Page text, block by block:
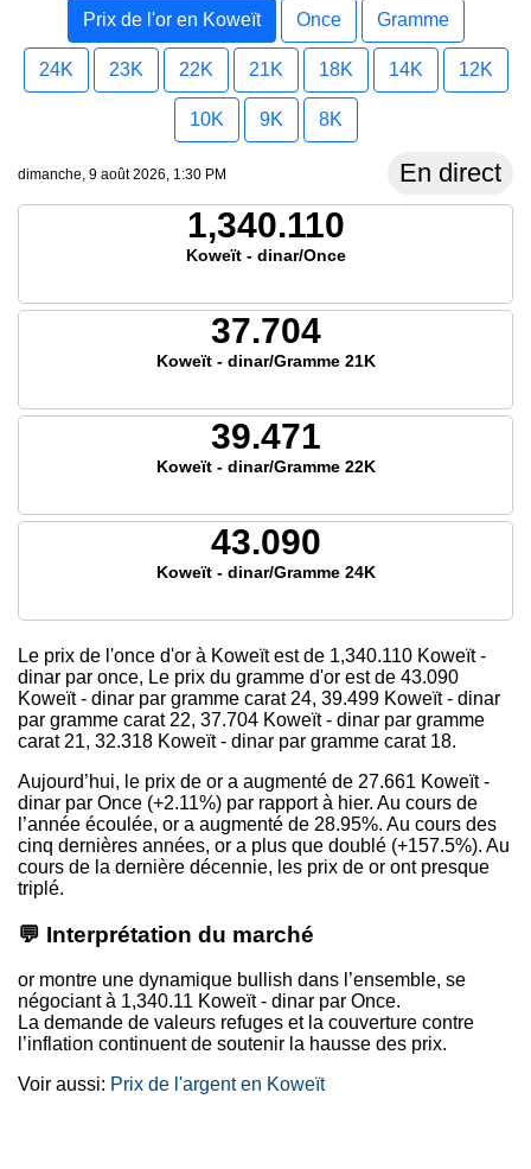
Prix de l'or en Koweït Once Gramme
24K 23K 22K 21K 18K 14K 12K
10K 9K 8K
dimanche, 9 août 2026, 1:30 PM En direct
1,340.110
Koweït - dinar/Once
37.704
Koweït - dinar/Gramme 21K
39.471
Koweït - dinar/Gramme 22K
43.090
Koweït - dinar/Gramme 24K
Le prix de l'once d'or à Koweït estde 1,340.110 Koweït -
dinar par once, Le prix du gramme d'or estde 43.090
Koweït - dinar par gramme carat 24, 39.499 Koweït - dinar
par gramme carat 22, 37.704 Koweït - dinar par gramme
carat 21, 32.318 Koweït - dinar par gramme carat 18.
Aujourd’hui, le prix de or a augmenté de 27.661 Koweït -
dinar par Once (+2.11%) par rapport à hier. Au cours de
l’année écoulée, or a augmenté de 28.95%. Au cours des
cinq dernières années, or a plus que doublé (+157.5%). Au
cours de la dernière décennie, les prix de or ont presque
triplé.
💬 Interprétation du marché
or montre une dynamique bullish dans l’ensemble, se
négociant à 1,340.11 Koweït - dinar par Once.
La demande de valeurs refuges et la couverture contre
l’inflation continuent de soutenir la hausse des prix.
Voir aussi: Prix de l'argent en Koweït